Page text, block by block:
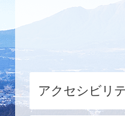
アクセシビリ